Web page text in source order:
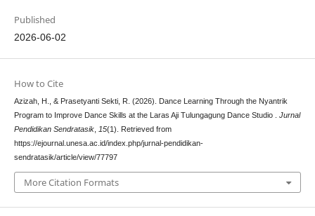
Published
2026-06-02
How to Cite
Azizah, H., & Prasetyanti Sekti, R. (2026). Dance Learning Through the Nyantrik
Program to Improve Dance Skills at the Laras Aji Tulungagung Dance Studio . Jurnal
Pendidikan Sendratasik, 15(1). Retrieved from
https://ejournal.unesa.ac.id/index.php/jurnal-pendidikan-
sendratasik/article/view/77797
More Citation Formats